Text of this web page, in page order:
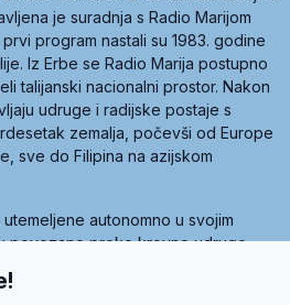
je suradnja s Radio Marijom
program nastali su 1983. godine
Iz Erbe se Radio Marija postupno
talijanski nacionalni prostor. Nakon
udruge i radijske postaje s
zemalja, počevši od Europe
sve do Filipina na azijskom
autonomno u svojim
povezane preko krovne udruge
utemeljilo je sedam članica, među